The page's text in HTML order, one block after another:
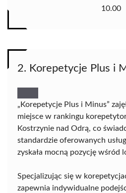
10.00
2. Korepetycje Plus i
„Korepetycje Plus i Minus”
miejsce w rankingu
Kostrzynie nad Odrą, co
standardzie oferowanych
zyskała mocną pozycję wśród
Specjalizując się w
zapewnia indywidualne